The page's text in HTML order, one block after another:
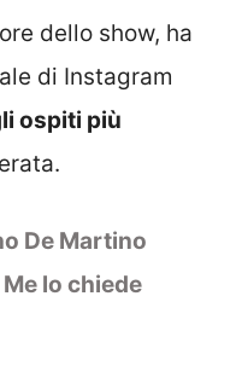
dello show, ha
di Instagram
ospiti più
De Martino
lo chiede